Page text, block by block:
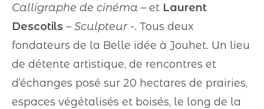
Calligraphe de cinéma – et Laurent
Descotils – Sculpteur-. Tous deux
fondateurs de la Belle idée à Jouhet. Un lieu
de détente artistique, de rencontres et
d’échanges posé sur 20 hectares de prairies,
espaces végétalisés et boisés, le long de la